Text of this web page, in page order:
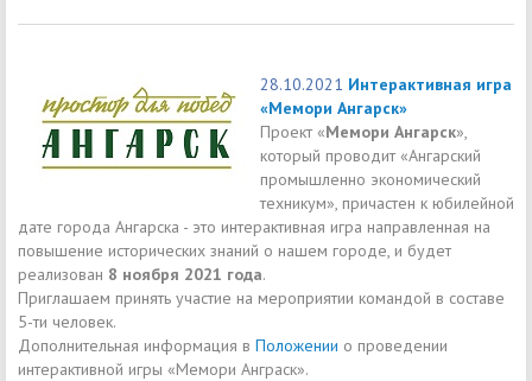
28.10.2021 Интерактивная игра
«Мемори Ангарск»
Проект «Мемори Ангарск»,
который проводит «Ангарский
промышленно экономический
техникум», причастен к юбилейной
дате города Ангарска - это интерактивная игра направленная на
повышение исторических знаний о нашем городе, и будет
реализован 8 ноября 2021 года.
Приглашаем принять участие на мероприятии командой в составе
5-ти человек.
Дополнительная информация в Положении о проведении
интерактивной игры «Мемори Анграск».